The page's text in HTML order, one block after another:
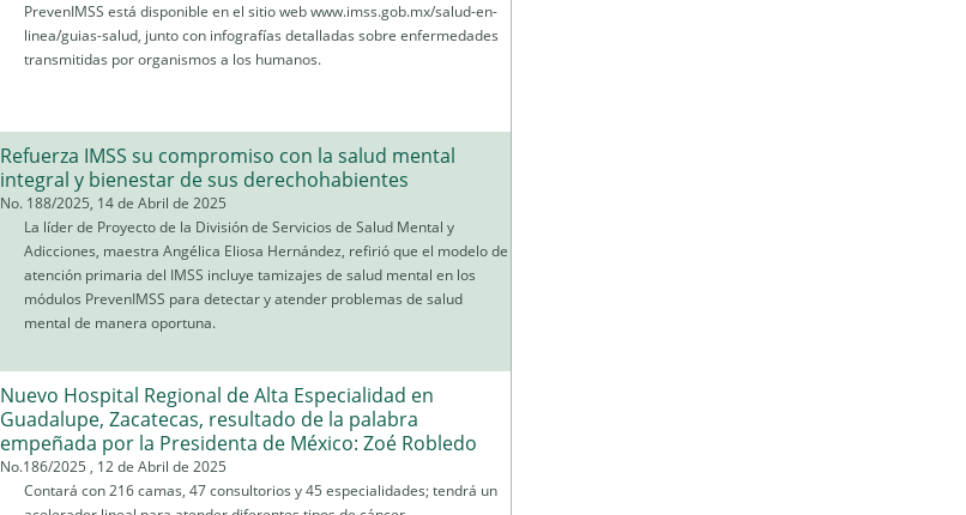
PrevenIMSS está disponible en el sitio web www.imss.gob.mx/salud-en-
linea/guias-salud, junto con infografías detalladas sobre enfermedades
transmitidas por organismos a los humanos.
Refuerza IMSS su compromiso con la salud mental
integral y bienestar de sus derechohabientes
No. 188/2025, 14 de Abril de 2025
La líder de Proyecto de la División de Servicios de Salud Mental y
Adicciones, maestra Angélica Eliosa Hernández, refirió que el modelo de
atención primaria del IMSS incluye tamizajes de salud mental en los
módulos PrevenIMSS para detectar y atender problemas de salud
mental de manera oportuna.
Nuevo Hospital Regional de Alta Especialidad en
Guadalupe, Zacatecas, resultado de la palabra
empeñada por la Presidenta de México: Zoé Robledo
No.186/2025 , 12 de Abril de 2025
Contará con 216 camas, 47 consultorios y 45 especialidades; tendrá un